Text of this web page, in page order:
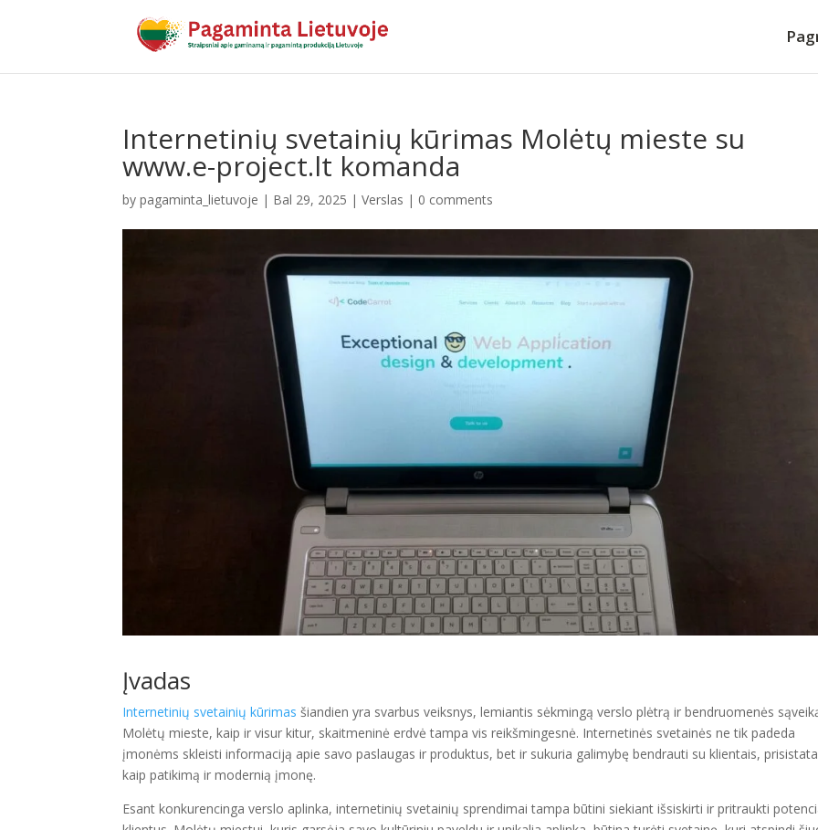
Internetinių svetainių kūrimas Molėtų mieste su
www.e-project.lt komanda
bypagaminta_lietuvoje | Bal 29, 2025 |Verslas | 0 comments
Įvadas
Internetinių svetainių kūrimas šiandien yra svarbus veiksnys, lemiantis sėkmingą verslo plėtrą ir bendruomenės
Molėtų mieste, kaip ir visur kitur, skaitmeninė erdvė tampa vis reikšmingesnė. Internetinės svetainės ne tik padeda
įmonėms skleisti informaciją apie savo paslaugas ir produktus, bet ir sukuria galimybę bendrauti su klientais,
kaip patikimą ir modernią įmonę.
Esant konkurencinga verslo aplinka, internetinių svetainių sprendimai tampa būtini siekiant išsiskirti ir pritraukti